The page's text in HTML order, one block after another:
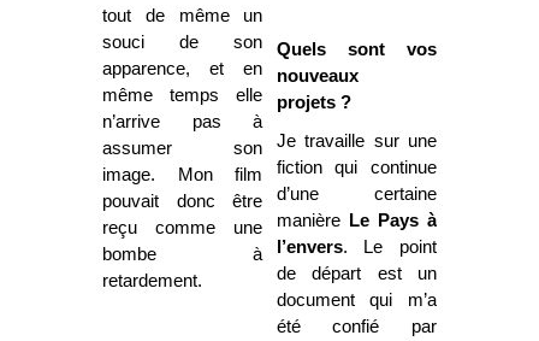
tout de même un
souci de son
apparence, et en
même temps elle
n’arrive pas à
assumer son
image. Mon film
pouvait donc être
reçu comme une
bombe à
retardement.
Quels sont vos
nouveaux
projets ?
Je travaille sur une
fiction qui continue
d’une certaine
manière
Le Pays à
l’envers. Le point
de départ est un
document qui m’a
été confié par